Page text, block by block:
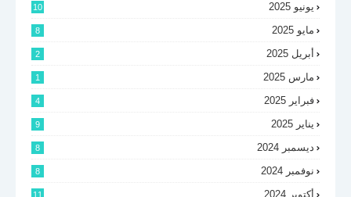
يونيو 2025 10
مايو 2025 8
أبريل 2025 2
مارس 2025 1
فبراير 2025 4
يناير 2025 9
ديسمبر 2024 8
نوفمبر 2024 8
أكتوبر 2024 11